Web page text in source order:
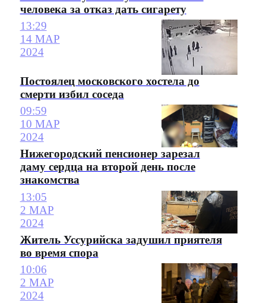
человека за отказ дать сигарету
13:29
14 МАР
2024
Постоялец московского хостела до
смерти избил соседа
09:59
10 МАР
2024
Нижегородский пенсионер зарезал
даму сердца на второй день после
знакомства
13:05
2 МАР
2024
Житель Уссурийска задушил приятеля
во время спора
10:06
2 МАР
2024